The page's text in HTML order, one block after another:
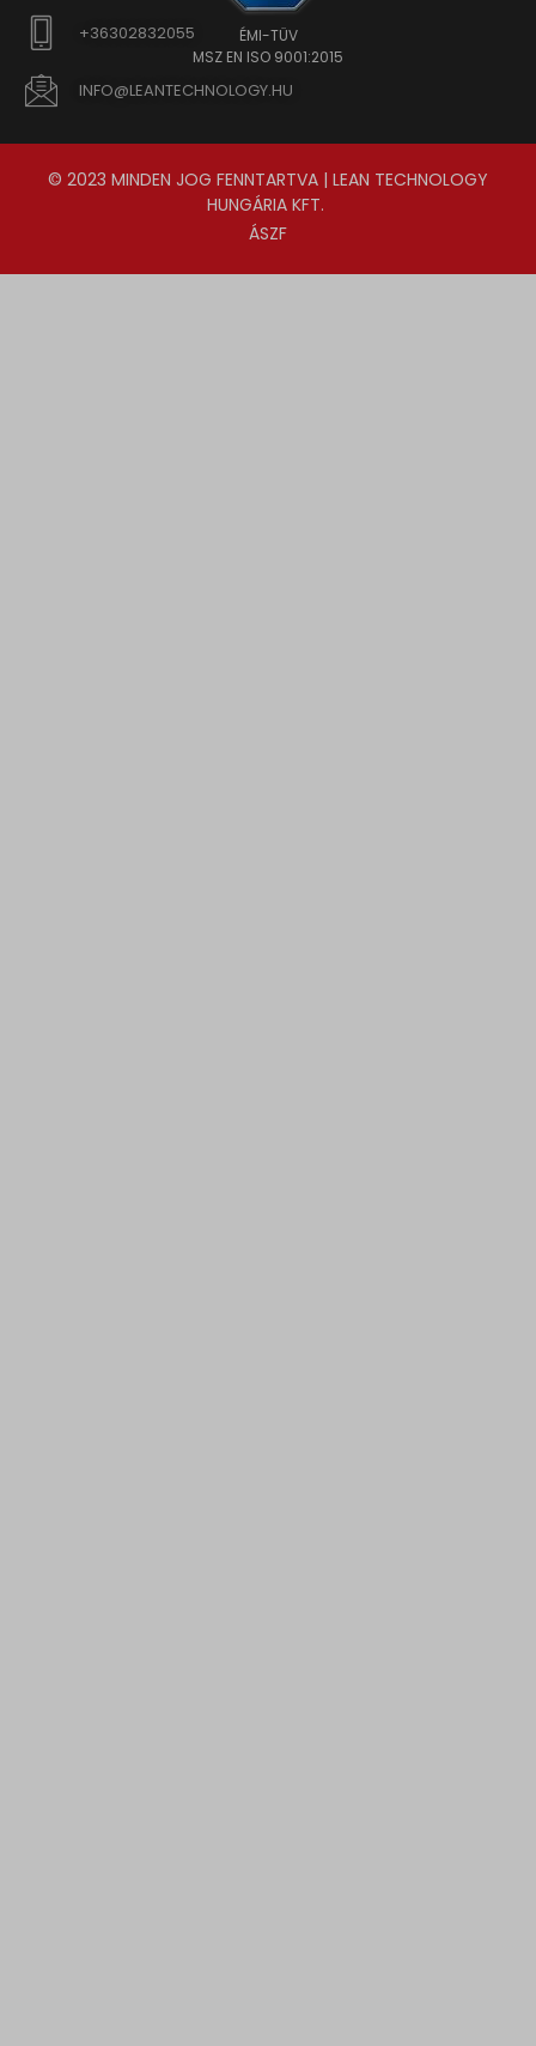
+36302832055
INFO@LEANTECHNOLOGY.HU
ÉMI-TÜV
MSZ EN ISO 9001:2015
© 2023 MINDEN JOG FENNTARTVA | LEAN TECHNOLOGY
HUNGÁRIA KFT.
ÁSZF